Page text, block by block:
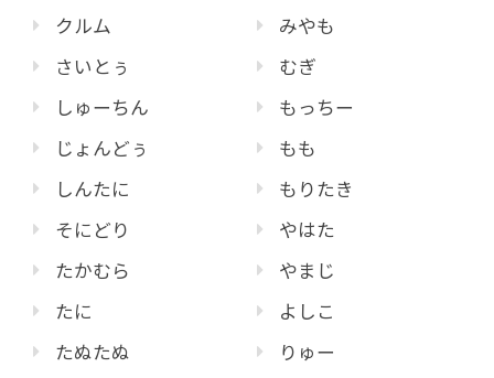
クルム
さいとぅ
しゅーちん
じょんどぅ
しんたに
そにどり
たかむら
たに
たぬたぬ
みやも
むぎ
もっちー
もも
もりたき
やはた
やまじ
よしこ
りゅー